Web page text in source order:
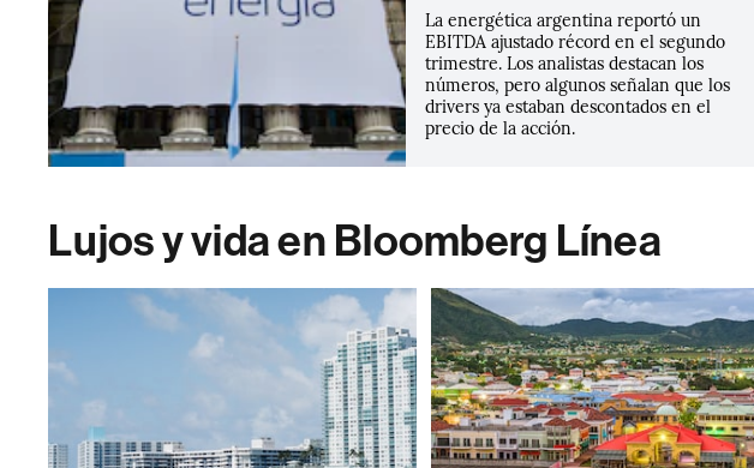
La energética argentina reportó un
EBITDA ajustado récord en el segundo
trimestre. Los analistas destacan los
números, pero algunos señalan que los
drivers ya estaban descontados en el
precio de la acción.
Lujos y vida en Bloomberg Línea